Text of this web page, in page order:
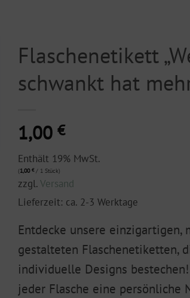
Flaschenetikett
schwankt hat
1,00 €
Enthält 19% MwSt.
(1,00 €/ 1 Stück)
zzgl.Versand
Lieferzeit: ca. 2-3 Werktage
Entdecke unsere einzigartigen,
gestalteten Flaschenetiketten,
individuelle Designs
jeder Flasche eine persönliche